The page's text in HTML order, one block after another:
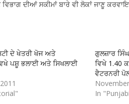
ਦੀਆਂ ਸਕੀਮਾਂ ਬਾਰੇ ਵੀ ਲੋਕਾਂ ਜਾਣੂ
ਦੇ ਖੇਤਰੀ ਖੋਜ ਅਤੇ
ਪਸ਼ੂ ਭਲਾਈ ਅਤੇ ਸਿਖਲਾਈ
ਗੁਲਜ਼ਾਰ
ਵਿਖੇ 1.40
ਵੈਟਰਨਰੀ
In